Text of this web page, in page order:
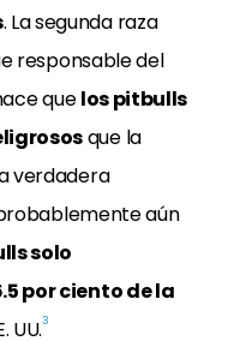
. La segunda raza
responsable del
quelos pitbulls
que la
verdadera
aún
solo
por ciento de la
UU.3